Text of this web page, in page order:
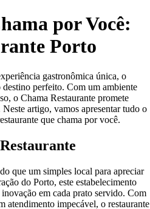
por Você:
Porto
gastronômica única, o
destino perfeito. Com um ambiente
o Chama Restaurante promete
artigo, vamos apresentar tudo o
que chama por você.
que um simples local para apreciar
do Porto, este estabelecimento
em cada prato servido. Com
atendimento impecável, o restaurante